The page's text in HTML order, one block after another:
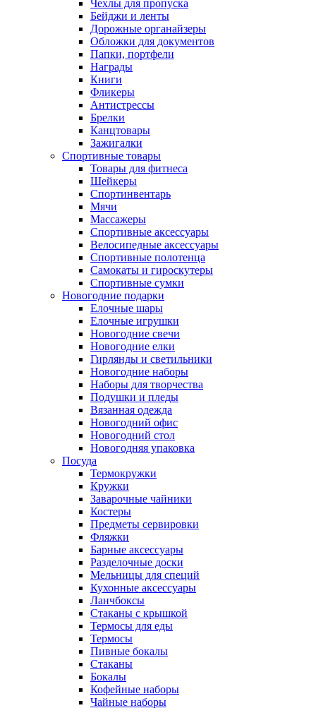
Чехлы для пропуска
Бейджи и ленты
Дорожные органайзеры
Обложки для документов
Папки, портфели
Награды
Книги
Фликеры
Антистрессы
Брелки
Канцтовары
Зажигалки
Спортивные товары
Товары для фитнеса
Шейкеры
Спортинвентарь
Мячи
Массажеры
Спортивные аксессуары
Велосипедные аксессуары
Спортивные полотенца
Самокаты и гироскутеры
Спортивные сумки
Новогодние подарки
Елочные шары
Елочные игрушки
Новогодние свечи
Новогодние елки
Гирлянды и светильники
Новогодние наборы
Наборы для творчества
Подушки и пледы
Вязанная одежда
Новогодний офис
Новогодний стол
Новогодняя упаковка
Посуда
Термокружки
Кружки
Заварочные чайники
Костеры
Предметы сервировки
Фляжки
Барные аксессуары
Разделочные доски
Мельницы для специй
Кухонные аксессуары
Ланчбоксы
Стаканы с крышкой
Термосы для еды
Термосы
Пивные бокалы
Стаканы
Бокалы
Кофейные наборы
Чайные наборы